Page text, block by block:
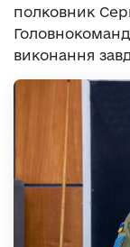
полковник
виконання